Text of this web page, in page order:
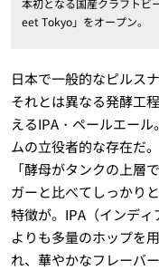
本初となる国産クラフトビ
eet Tokyo」をオープン。
日本で一般的なピルス
それとは異なる発酵工
えるIPA・ペールエー
ムの立役者的な存在だ。
「酵母がタンクの上層
ガーと比べてしっかり
特徴が。IPA（インデ
よりも多量のホップを
れ、華やかなフレーバ